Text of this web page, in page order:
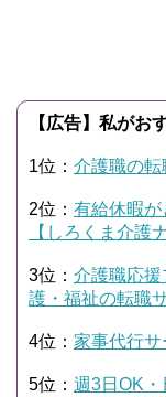
【広告】私がお
1位： 介護職の転
2位： 有給休暇
【しろくま介護
3位： 介護職応
護・福祉の転職
4位： 家事代行
5位： 週3日OK・